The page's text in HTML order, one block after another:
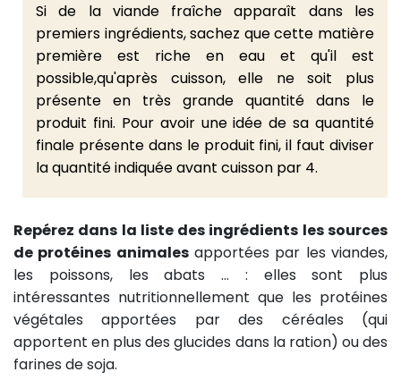
Si de la viande fraîche apparaît dans les
premiers ingrédients, sachez que cette matière
première est riche en eau et qu'il est
possible,qu'après cuisson, elle ne soit plus
présente en très grande quantité dans le
produit fini. Pour avoir une idée de sa quantité
finale présente dans le produit fini, il faut diviser
la quantité indiquée avant cuisson par 4.
Repérez dans la liste des ingrédients les sources
de protéines animalesapportées par les viandes,
les poissons, les abats … : elles sont plus
intéressantes nutritionnellement que les protéines
végétales apportées par des céréales (qui
apportent en plus des glucides dans la ration) ou des
farines de soja.